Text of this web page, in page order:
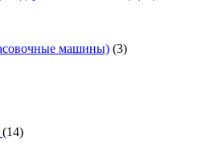
машины) (3)
(14)